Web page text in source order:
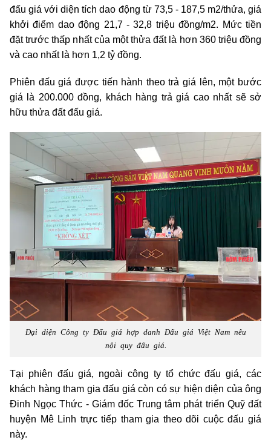
đấu giá với diện tích dao động từ 73,5 - 187,5 m2/thửa, giá
khởi điểm dao động 21,7 - 32,8 triệu đồng/m2. Mức tiền
đặt trước thấp nhất của một thửa đất là hơn 360 triệu đồng
và cao nhất là hơn 1,2 tỷ đồng.
Phiên đấu giá được tiến hành theo trả giá lên, một bước
giá là 200.000 đồng, khách hàng trả giá cao nhất sẽ sở
hữu thửa đất đấu giá.
Đại diện Công ty Đấu giá hợp danh Đấu giá Việt Nam nêu
nội quy đấu giá.
Tại phiên đấu giá, ngoài công ty tổ chức đấu giá, các
khách hàng tham gia đấu giá còn có sự hiện diện của ông
Đinh Ngọc Thức - Giám đốc Trung tâm phát triển Quỹ đất
huyện Mê Linh trực tiếp tham gia theo dõi cuộc đấu giá
này.